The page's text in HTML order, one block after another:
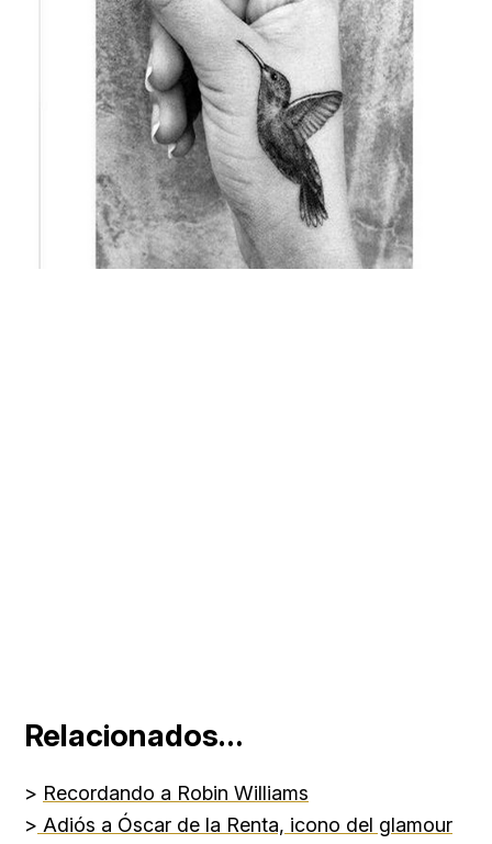
Relacionados…
> Recordando a Robin Williams
> Adiós a Óscar de la Renta, icono del glamour